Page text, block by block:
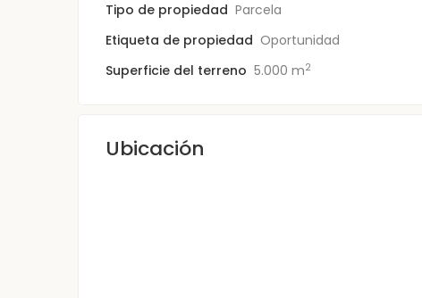
Tipo de propiedad Parcela
Etiqueta de propiedad Oportunidad
Superficie del terreno 5.000 m2
Ubicación